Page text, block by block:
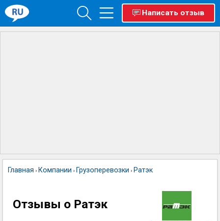
Написать отзыв
Главная › Компании › Грузоперевозки › Ратэк
Отзывы о Ратэк